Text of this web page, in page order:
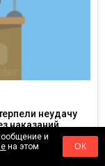
неудачу
наказаний
и
на этом
ОК